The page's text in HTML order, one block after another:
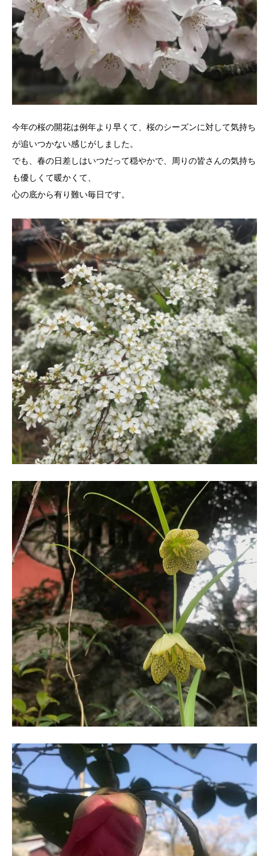
今年の桜の開花は例年より早くて、桜のシーズンに対して気持ち
が追いつかない感じがしました。
でも、春の日差しはいつだって穏やかで、周りの皆さんの気持ち
も優しくて暖かくて、
心の底から有り難い毎日です。